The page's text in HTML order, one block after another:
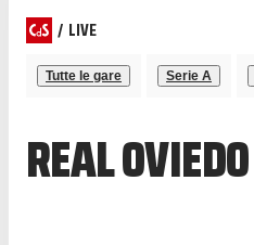
/ LIVE
Tutte le gare Serie A
REAL